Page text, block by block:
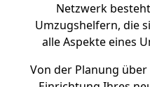
Netzwerk
Umzugshelfern, die
alle Aspekte eines
Von der Planung